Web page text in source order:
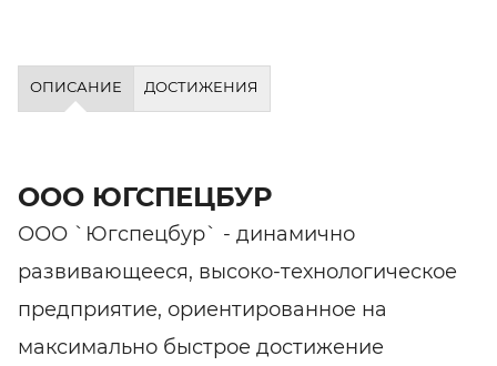
ОПИСАНИЕ ДОСТИЖЕНИЯ
ООО ЮГСПЕЦБУР
ООО `Югспецбур` - динамично
развивающееся, высоко-технологическое
предприятие, ориентированное на
максимально быстрое достижение